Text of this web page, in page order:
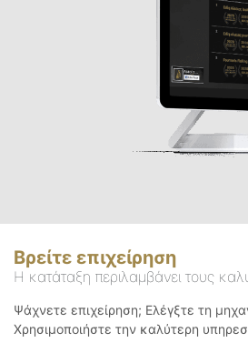
Βρείτε επιχείρηση
Η κατάταξη περιλαμβάνει τους
Ψάχνετε επιχείρηση; Ελέγξτε τη
Χρησιμοποιήστε την καλύτερη